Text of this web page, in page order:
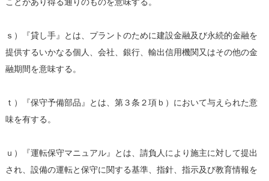
ｓ）『貸し手』とは、プラントのために建設金融及び永続的金融を
提供するいかなる個人、会社、銀行、輸出信用機関又はその他の金
融期間を意味する。
ｔ）『保守予備部品』とは、第３条２項ｂ）において与えられた意
味を有する。
ｕ）『運転保守マニュアル』とは、請負人により施主に対して提出
され、設備の運転と保守に関する基準、指針、指示及び教育情報を